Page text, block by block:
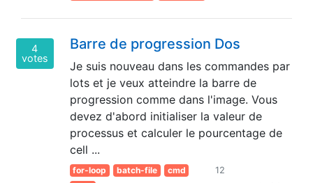
4
votes
Barre de progression Dos
Je suis nouveau dans les commandes par
lots et je veux atteindre la barre de
progression comme dans l'image. Vous
devez d'abord initialiser la valeur de
processus et calculer le pourcentage de
cell ...
for-loop batch-file
cmd
12